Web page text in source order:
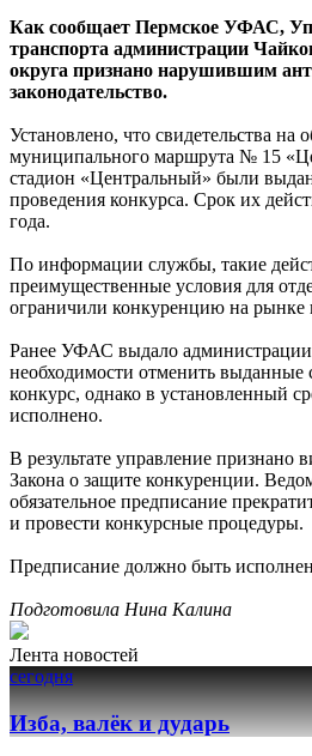
Как сообщает Пермское УФАС,
транспорта администрации
округа признано нарушившим
законодательство.
Установлено, что свидетельства на
муниципального маршрута № 15
стадион «Центральный» были
проведения конкурса. Срок их
года.
По информации службы, такие
преимущественные условия для
ограничили конкуренцию на рынке
Ранее УФАС выдало
необходимости отменить выданные
конкурс, однако в установленный
исполнено.
В результате управление
Закона о защите конкуренции.
обязательное предписание
и провести конкурсные процедуры.
Предписание должно быть
Подготовила Нина Калина
Лента новостей
сегодня
Изба, валёк и дударь